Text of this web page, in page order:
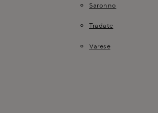
Saronno
Tradate
Varese